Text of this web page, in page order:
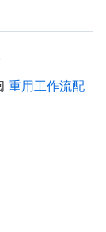
重用工作流配